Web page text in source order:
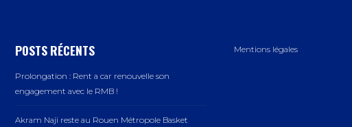
POSTS RÉCENTS
Prolongation : Rent a car renouvelle son
engagement avec le RMB !
Akram Naji reste au Rouen Métropole Basket
Mentions légales